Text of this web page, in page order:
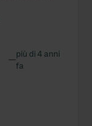
—più di 4 anni
fa